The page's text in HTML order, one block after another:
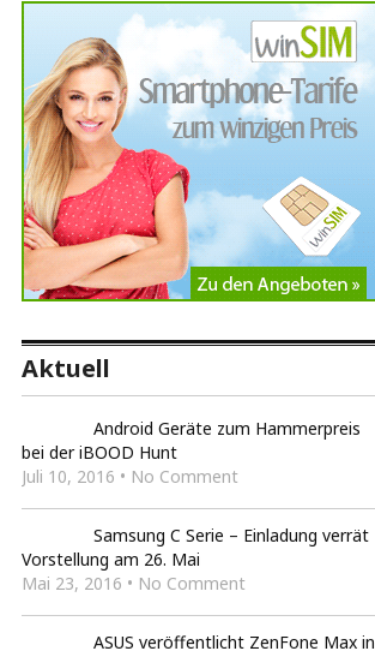
Aktuell
Android Geräte zum Hammerpreis
bei der iBOOD Hunt
Juli 10, 2016 • No Comment
Samsung C Serie – Einladung verrät
Vorstellung am 26. Mai
Mai 23, 2016 • No Comment
ASUS veröffentlicht ZenFone Max in